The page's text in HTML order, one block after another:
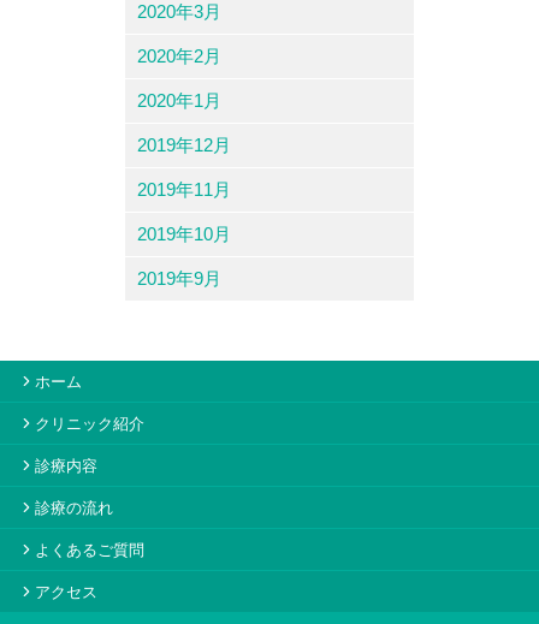
2020年3月
2020年2月
2020年1月
2019年12月
2019年11月
2019年10月
2019年9月
ホーム
クリニック紹介
診療内容
診療の流れ
よくあるご質問
アクセス